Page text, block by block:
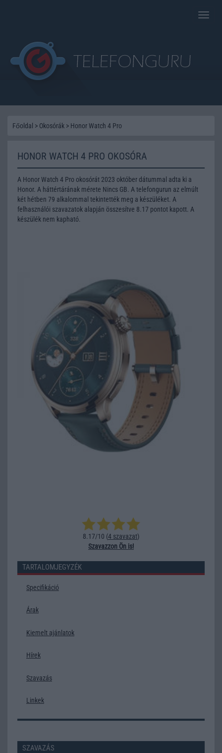
Toggle
Főoldal > Okosórák > Honor Watch 4 Pro
HONOR WATCH 4 PRO OKOSÓRA
A Honor Watch 4 Pro okosórát 2023 október dátummal adta ki a
Honor. A háttértárának mérete Nincs GB. A telefongurun az elmúlt
két hétben 79 alkalommal tekintették meg a készüléket. A
felhasználói szavazatok alapján összesítve 8.17 pontot kapott. A
készülék nem kapható.
8.17/10 (4 szavazat)
Szavazzon Ön is!
TARTALOMJEGYZÉK
Specifikáció
Árak
Kiemelt ajánlatok
Hírek
Szavazás
Linkek
SZAVAZÁS